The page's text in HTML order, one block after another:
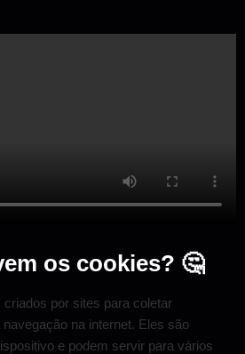
os cookies? 🤔
por sites para coletar
na internet. Eles são
e podem servir para vários